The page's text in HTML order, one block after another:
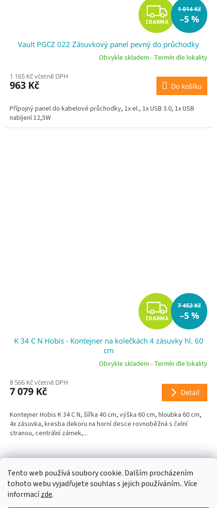
Tento web používá soubory cookie. Dalším procházením
tohoto webu vyjadřujete souhlas s jejich používáním.. Více
informacízde.
Z
D
A
R
M
A
ZDARMA
1 014 Kč
–5 %
Vault PGCZ 022 Zásuvkový panel pevný do průchodky
Obvykle skladem - Termín dle lokality
1 165 Kč včetně DPH
963 Kč Do košíku
Přípojný panel do kabelové průchodky, 1x el., 1x USB 3.0, 1x USB
nabíjení 12,5W
Z
D
A
R
M
A
ZDARMA
7 452 Kč
–5 %
K 34 C N Hobis - Kontejner na kolečkách 4 zásuvky hl. 60
cm
Obvykle skladem - Termín dle lokality
8 566 Kč včetně DPH
7 079 Kč Detail
Kontejner Hobis K 34 C N, šířka 40 cm, výška 60 cm, hloubka 60 cm,
4x zásuvka, kresba dekoru na horní desce rovnoběžná s čelní
stranou, centrální zámek,...
ZOBRAZIT VŠECHNY SOUVISEJÍCÍ PRODUKTY